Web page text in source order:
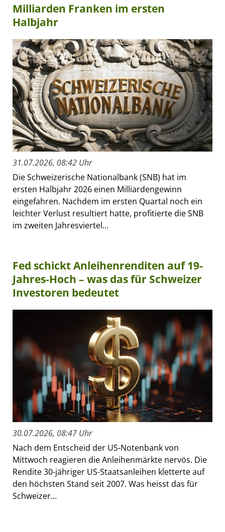
Milliarden Franken im ersten
Halbjahr
31.07.2026, 08:42 Uhr
Die Schweizerische Nationalbank (SNB) hat im
ersten Halbjahr 2026 einen Milliardengewinn
eingefahren. Nachdem im ersten Quartal noch ein
leichter Verlust resultiert hatte, profitierte die SNB
im zweiten Jahresviertel...
Fed schickt Anleihenrenditen auf 19-
Jahres-Hoch – was das für Schweizer
Investoren bedeutet
30.07.2026, 08:47 Uhr
Nach dem Entscheid der US-Notenbank von
Mittwoch reagieren die Anleihenmärkte nervös. Die
Rendite 30-jähriger US-Staatsanleihen kletterte auf
den höchsten Stand seit 2007. Was heisst das für
Schweizer...